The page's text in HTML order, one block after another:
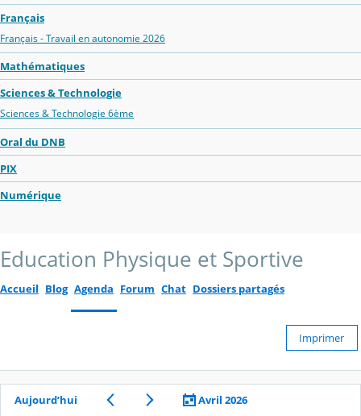
Français
Français - Travail en autonomie 2026
Mathématiques
Sciences & Technologie
Sciences & Technologie 6ème
Oral du DNB
PIX
Numérique
Education Physique et Sportive
Accueil Blog Agenda Forum Chat Dossiers partagés
Imprimer
Aujourd’hui
Avril 2026